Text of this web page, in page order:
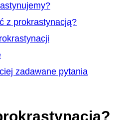
z prokrastynacją?
zadawane pytania